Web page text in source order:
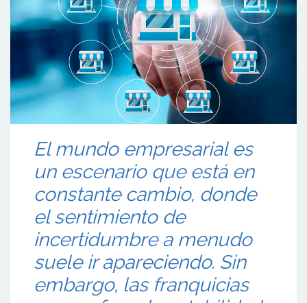
El mundo empresarial es
un escenario que está en
constante cambio, donde
el sentimiento de
incertidumbre a menudo
suele ir apareciendo. Sin
embargo, las franquicias